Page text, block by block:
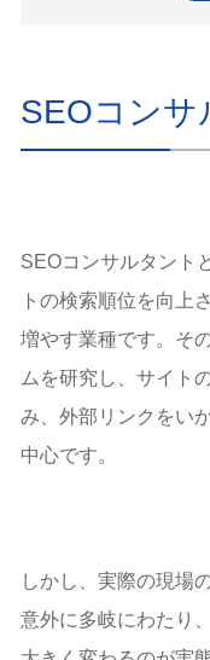
SEOコンサ
SEOコンサルタント
トの検索順位を向上
増やす業種です。そ
ムを研究し、サイト
み、外部リンクをい
中心です。
しかし、実際の現場
意外に多岐にわたり